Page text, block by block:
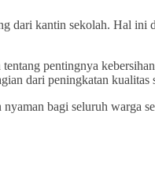
dari kantin sekolah. Hal
pentingnya
dari peningkatan kualitas
bagi seluruh warga